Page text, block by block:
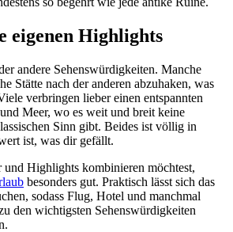
eigenen Highlights
andere Sehenswürdigkeiten. Manche
Stätte nach der anderen abzuhaken, was
verbringen lieber einen entspannten
Meer, wo es weit und breit keine
Sinn gibt. Beides ist völlig in
ist, was dir gefällt.
Highlights kombinieren möchtest,
besonders gut. Praktisch lässt sich das
sodass Flug, Hotel und manchmal
den wichtigsten Sehenswürdigkeiten